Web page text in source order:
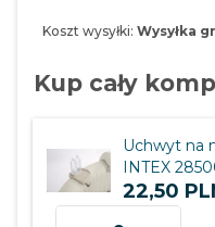
Koszt wysyłki: Wysyłka
Kup cały
Uchwyt na
INTEX
22,50